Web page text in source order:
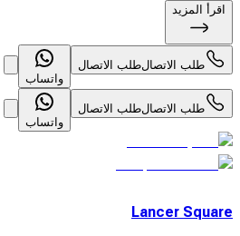
اقرأ المزيد
طلب الاتصالطلب الاتصال
واتساب
طلب الاتصالطلب الاتصال
واتساب
Lancer Square